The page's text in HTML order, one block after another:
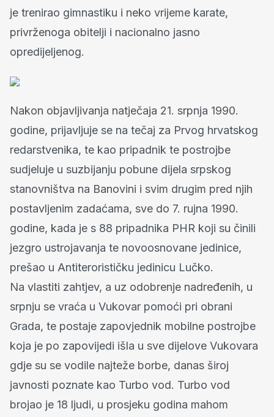
je trenirao gimnastiku i neko vrijeme karate,
privrženoga obitelji i nacionalno jasno
opredijeljenog.
Nakon objavljivanja natječaja 21. srpnja 1990.
godine, prijavljuje se na tečaj za Prvog hrvatskog
redarstvenika, te kao pripadnik te postrojbe
sudjeluje u suzbijanju pobune dijela srpskog
stanovništva na Banovini i svim drugim pred njih
postavljenim zadaćama, sve do 7. rujna 1990.
godine, kada je s 88 pripadnika PHR koji su činili
jezgro ustrojavanja te novoosnovane jedinice,
prešao u Antiterorističku jedinicu Lučko.
Na vlastiti zahtjev, a uz odobrenje nadređenih, u
srpnju se vraća u Vukovar pomoći pri obrani
Grada, te postaje zapovjednik mobilne postrojbe
koja je po zapovijedi išla u sve dijelove Vukovara
gdje su se vodile najteže borbe, danas široj
javnosti poznate kao Turbo vod. Turbo vod
brojao je 18 ljudi, u prosjeku godina mahom